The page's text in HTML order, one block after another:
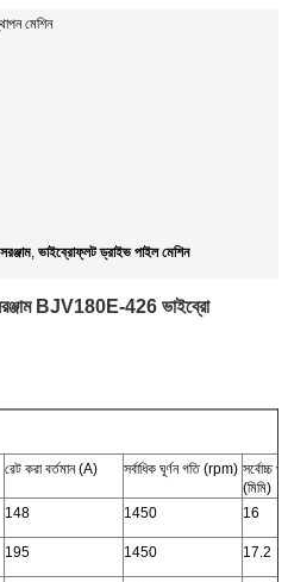
মেশিন
, ভাইব্রোফ্লট ড্রাইভ পাইল মেশিন
BJV180E-426 ভাইব্রো
রেট করা বর্তমান (A) সর্বাধিক ঘূর্ণন গতি (rpm) সর্বোচ্চ
(মিমি)
148 1450 16
195 1450 17.2